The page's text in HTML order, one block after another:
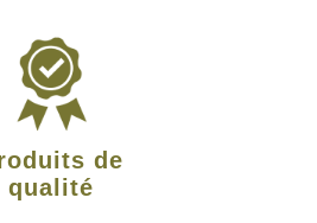
de
qualité